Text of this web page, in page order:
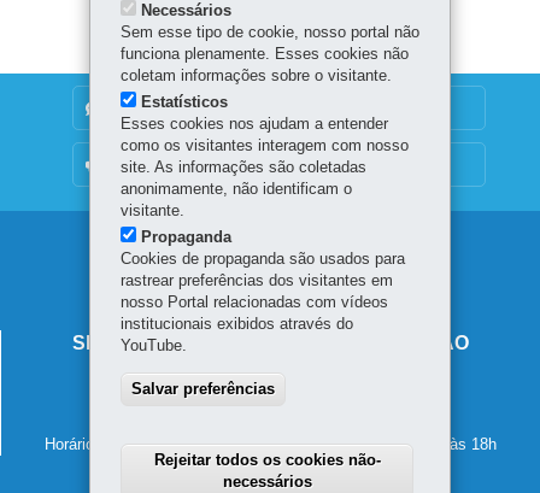
DENUNCIE CORRUPÇÃO
OUVIDORIA
Navegação
principal
SECRETARIA DE ESTADO DA EDUCAÇÃO
Av. Presidente Kennedy, 2511 - Guaíra
80610-011 -Curitiba
Horário de atendimento: de segunda a sexta-feira, das 8h às 18h
Necessários
Sem esse tipo de cookie, nosso portal não
funciona plenamente. Esses cookies não
coletam informações sobre o visitante.
Estatísticos
Esses cookies nos ajudam a entender
como os visitantes interagem com nosso
site. As informações são coletadas
anonimamente, não identificam o
visitante.
Propaganda
Cookies de propaganda são usados para
rastrear preferências dos visitantes em
nosso Portal relacionadas com vídeos
institucionais exibidos através do
YouTube.
Salvar preferências
Rejeitar todos os cookies não-
necessários